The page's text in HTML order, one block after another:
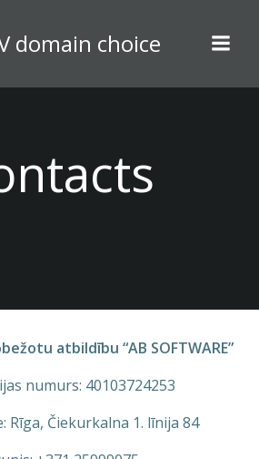
content
domain choice
atbildību “AB SOFTWARE”
numurs: 40103724253
Rīga, Čiekurkalna 1. līnija 84